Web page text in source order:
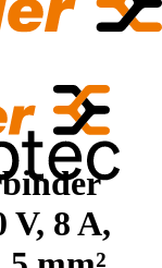
V, 8 A,